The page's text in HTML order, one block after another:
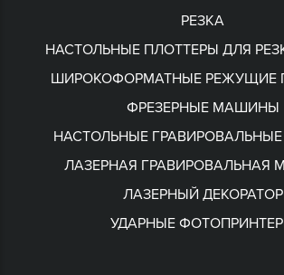
РЕЗКА
НАСТОЛЬНЫЕ ПЛОТТЕРЫ ДЛЯ
ШИРОКОФОРМАТНЫЕ РЕЖУЩИЕ
ФРЕЗЕРНЫЕ МАШИНЫ
НАСТОЛЬНЫЕ
ЛАЗЕРНАЯ ГРАВИРОВАЛЬНАЯ
ЛАЗЕРНЫЙ ДЕКОРАТОР
УДАРНЫЕ